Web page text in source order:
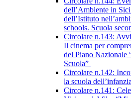
dell’Ambiente in
dell’Istituto
schools. Scuola
Circolare n.143:
Il cinema per
del Piano Nazionale
Scuola”
Circolare n.142:
la scuola dell’infanzia
Circolare n.141: